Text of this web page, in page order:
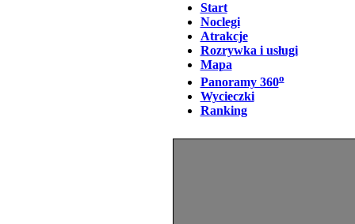
Start
Noclegi
Atrakcje
Rozrywka i usługi
Mapa
Panoramy 360o
Wycieczki
Ranking